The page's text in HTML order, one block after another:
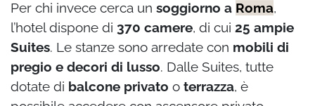
Per chi invece cerca un soggiorno a Roma,
l’hotel dispone di 370 camere, di cui 25 ampie
Suites. Le stanze sono arredate con mobili di
pregio e decori di lusso. Dalle Suites, tutte
dotate di balcone privato o terrazza, è